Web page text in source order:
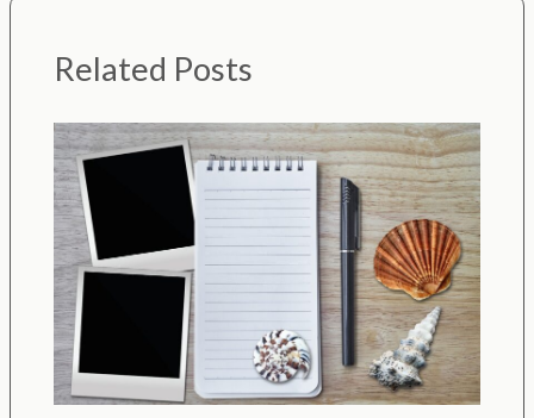
Related Posts